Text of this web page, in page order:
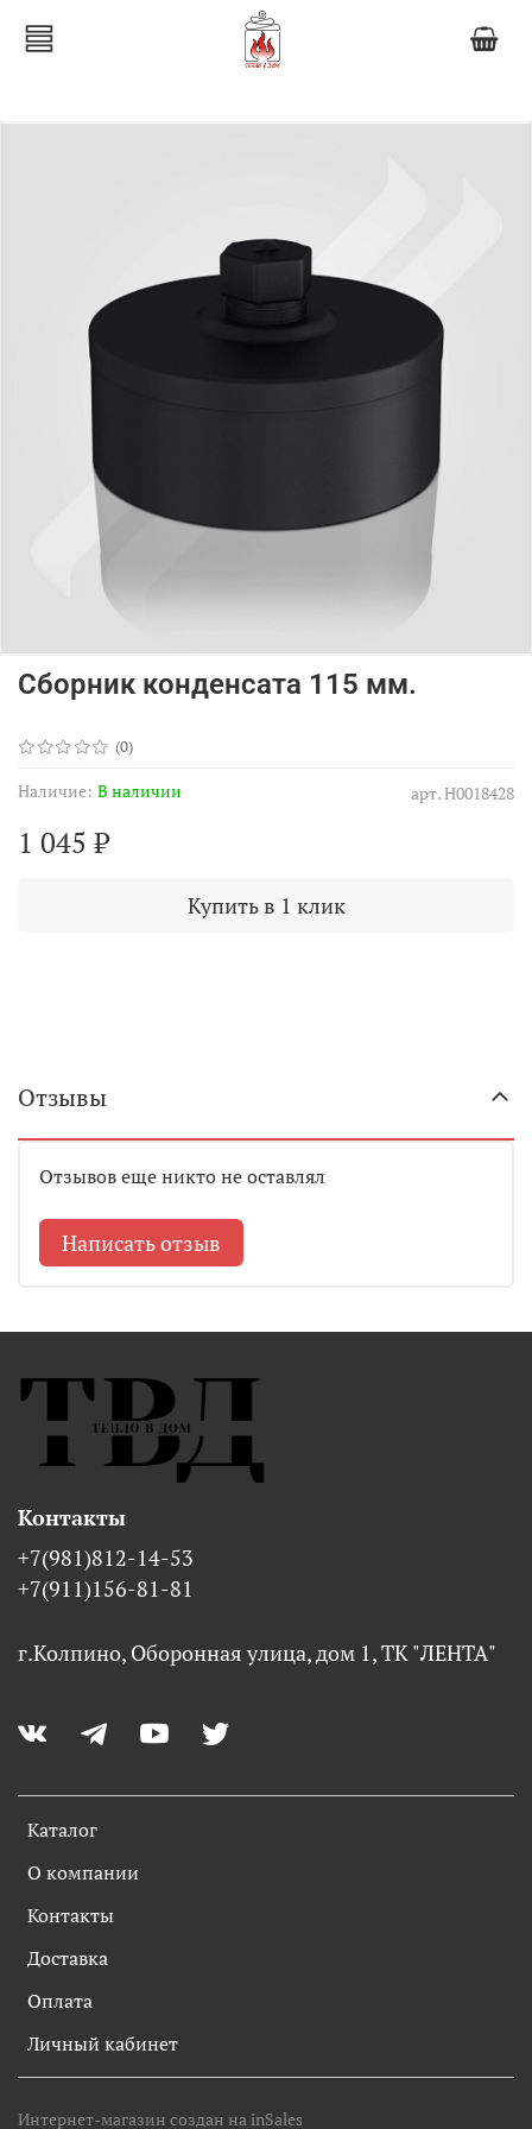
(0)
арт.Н0018428
Наличие: В наличии
Сборник конденсата 115 мм.
1 045 ₽
Купить в 1 клик
Отзывы
Отзывов еще никто не оставлял
Написать отзыв
Каталог
О компании
Контакты
Доставка
Оплата
Личный кабинет
Контакты
+7(981)812-14-53
+7(911)156-81-81
г.Колпино, Оборонная улица, дом 1, ТК "ЛЕНТА"
Интернет-магазин создан на inSales